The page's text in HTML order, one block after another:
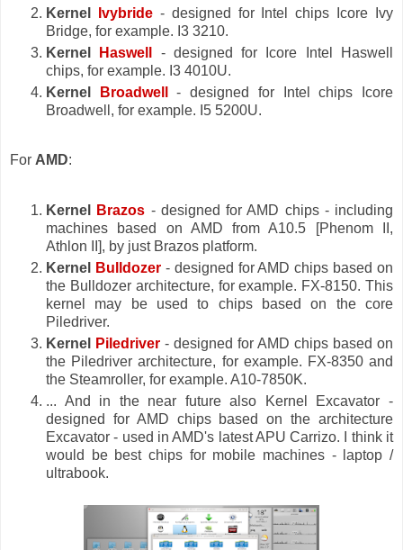
Kernel
Ivybride- designed for Intel chips Icore Ivy
Bridge, for example. I3 3210.
Kernel
Haswell
- designed for Icore Intel Haswell
chips, for example. I3 4010U.
Kernel
Broadwell
- designed for Intel chips Icore
Broadwell, for example. I5 5200U.
For AMD:
Kernel Brazos - designed for AMD chips - including
machines based on AMD from A10.5 [Phenom II,
Athlon II], by just Brazos platform.
Kernel
Bulldozer - designed for AMD chips based on
the Bulldozer architecture, for example. FX-8150. This
kernel may be used to chips based on the core
Piledriver.
Kernel
Piledriver - designed for AMD chips based on
the Piledriver architecture, for example. FX-8350 and
the Steamroller, for example. A10-7850K.
... And in the near future also Kernel Excavator -
designed for AMD chips based on the architecture
Excavator - used in AMD's latest APU Carrizo. I think it
would be best chips for mobile machines - laptop /
ultrabook.